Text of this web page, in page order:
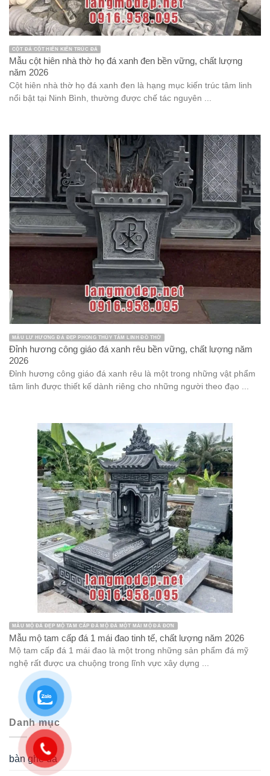
CỘT ĐÁ CỘT HIÊN KIẾN TRÚC ĐÁ
Mẫu cột hiên nhà thờ họ đá xanh đen bền vững, chất lượng
năm 2026
Cột hiên nhà thờ họ đá xanh đen là hạng mục kiến trúc tâm linh
nổi bật tại Ninh Bình, thường được chế tác nguyên ...
MẪU LƯ HƯƠNG ĐÁ ĐẸP PHONG THỦY TÂM LINH ĐỒ THỜ
Đỉnh hương công giáo đá xanh rêu bền vững, chất lượng năm
2026
Đỉnh hương công giáo đá xanh rêu là một trong những vật phẩm
tâm linh được thiết kế dành riêng cho những người theo đạo ...
MẪU MỘ ĐÁ ĐẸP MỘ TAM CẤP ĐÁ MỘ ĐÁ MỘT MÁI MỘ ĐÁ ĐƠN
Mẫu mộ tam cấp đá 1 mái đao tinh tế, chất lượng năm 2026
Mộ tam cấp đá 1 mái đao là một trong những sản phẩm đá mỹ
nghệ rất được ưa chuộng trong lĩnh vực xây dựng ...
Danh mục
bàn ghế đá